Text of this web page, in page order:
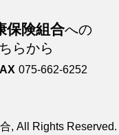
保険組合への
らから
075-662-6252
, All Rights Reserved.